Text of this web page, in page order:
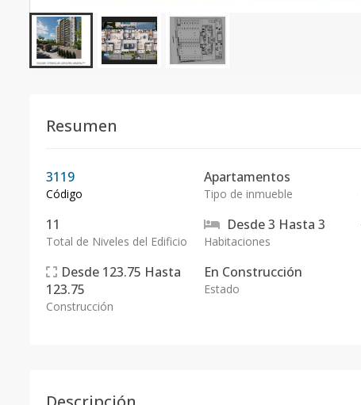
Resumen
3119
Código
Apartamentos
Tipo de inmueble
11
Total de Niveles del Edificio
Desde3 Hasta 3
Habitaciones
Desde 123.75 Hasta
123.75
Construcción
En Construcción
Estado